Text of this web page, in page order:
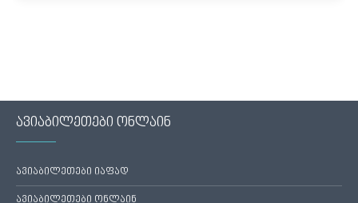
ავიაბილეთები ონლაინ
ავიაბილეთები იაფად
ავიაბილეთები ონლაინ